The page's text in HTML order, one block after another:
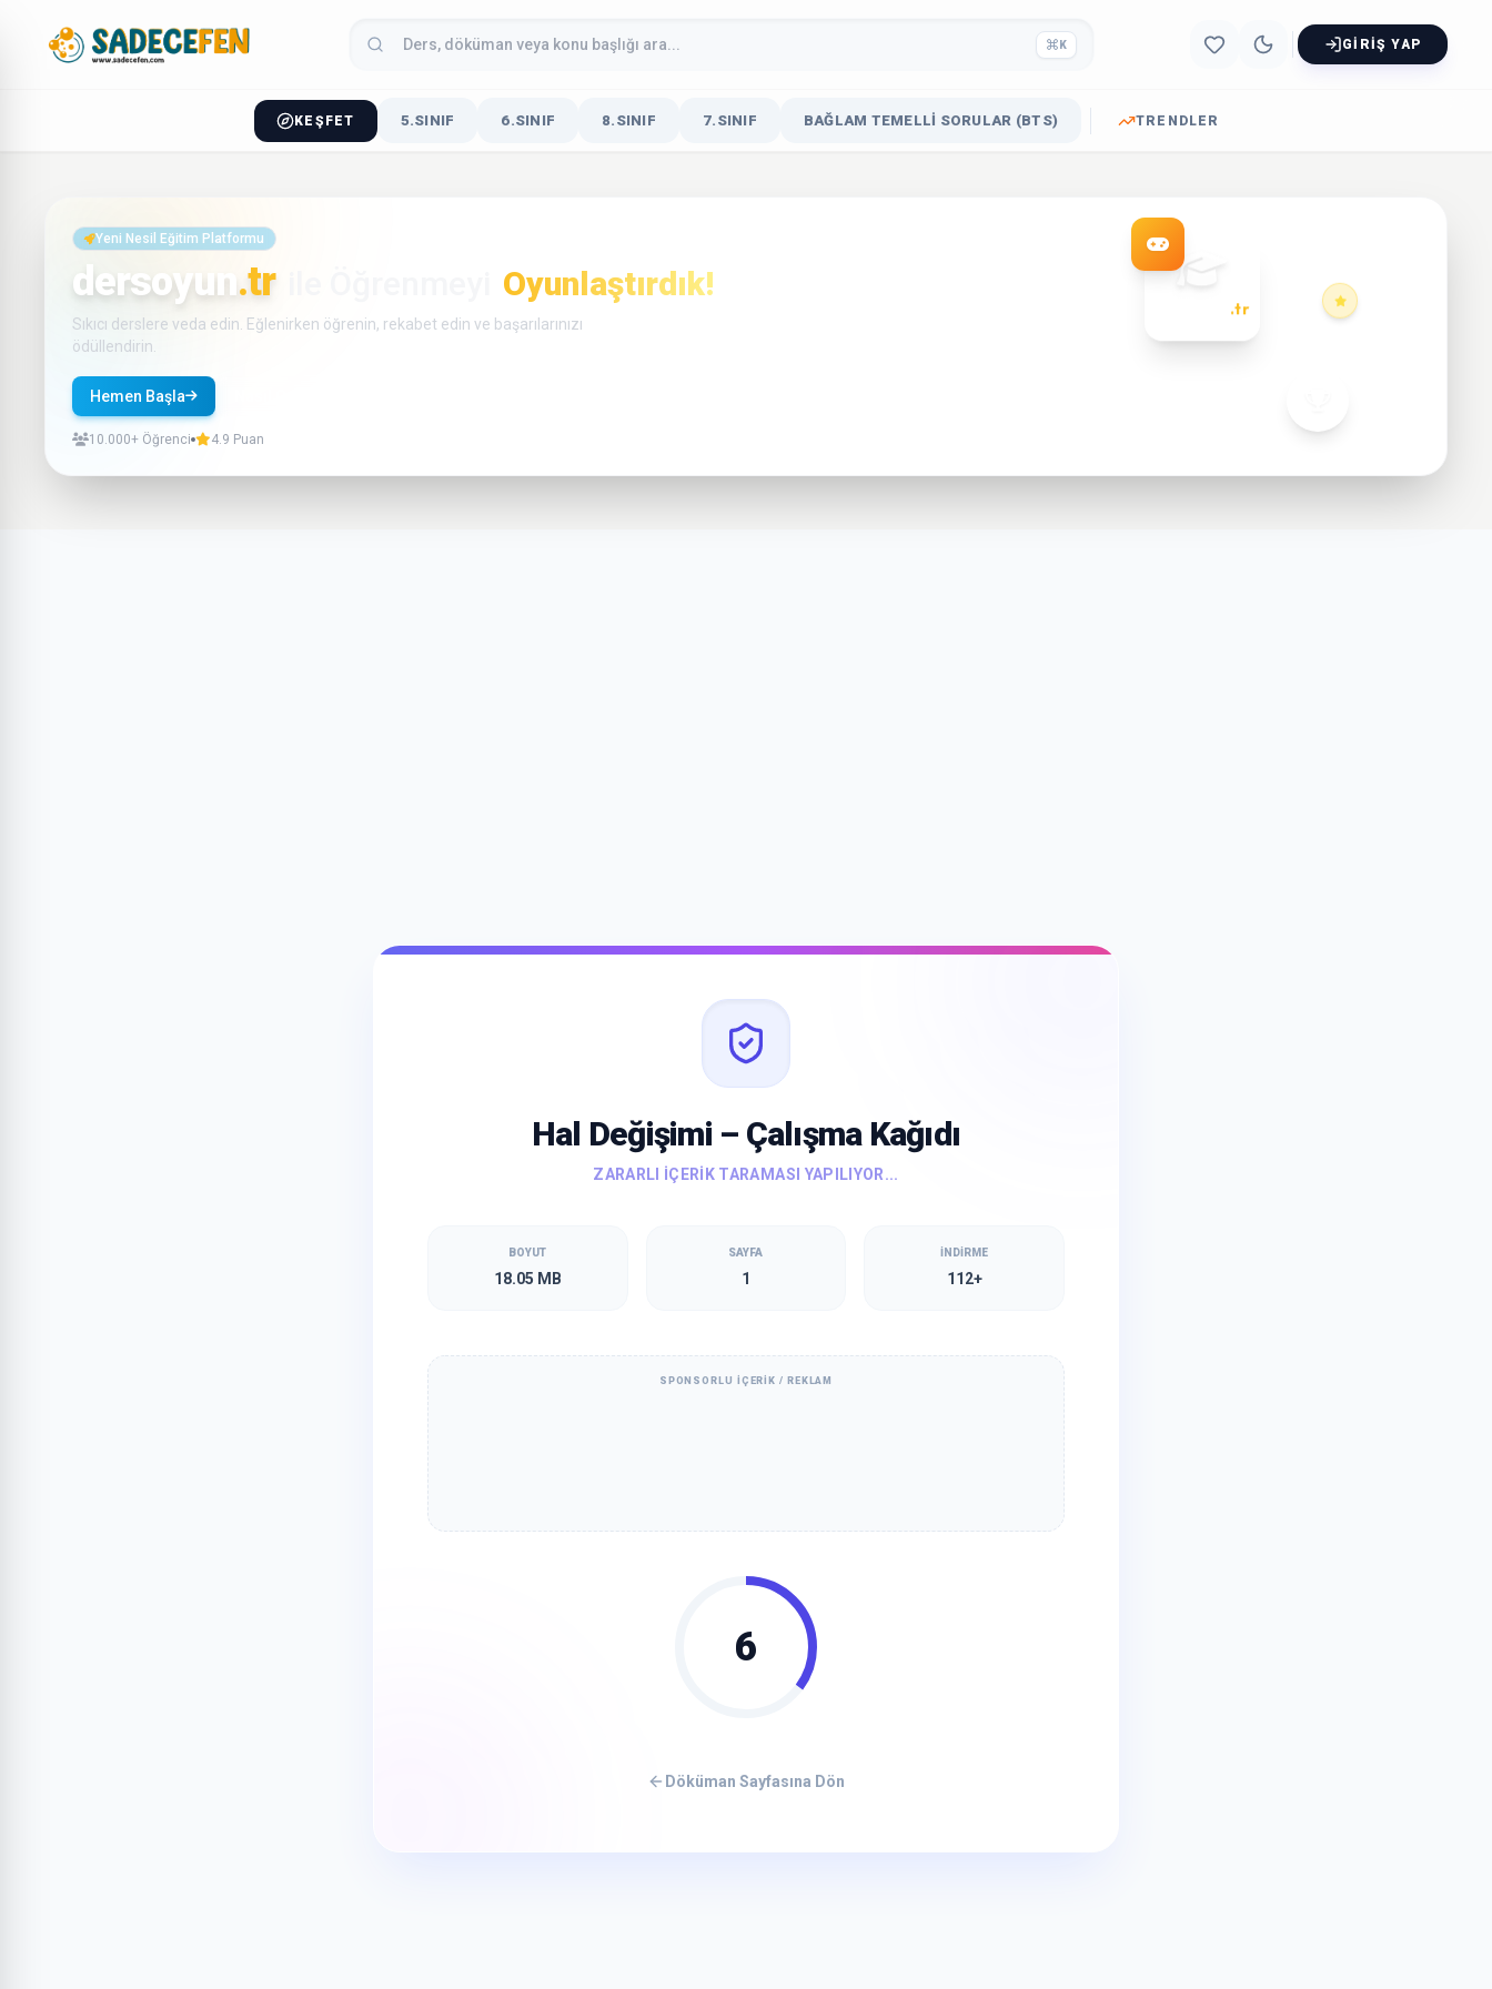
K GIRIŞ YAP
KEŞFET 5.SINIF 6.SINIF 8.SINIF 7.SINIF BAĞLAM TEMELLI SORULAR (BTS) TRENDLER
Yeni Nesil Eğitim Platformu
dersoyun .tr Oyunlaştırdık!
Sıkıcı derslere veda edin. Eğlenirken öğrenin, rekabet edin ve başarılarınızı
ödüllendirin.
Hemen Başla
10.000+ Öğrenci 4.9 Puan
.tr
Hal Değişimi – Çalışma Kağıdı
SSL SERTIFIKASI DOĞRULANIYOR...
BOYUT
18.05 MB
SAYFA
1
İNDIRME
112+
SPONSORLU İÇERIK / REKLAM
5
Döküman Sayfasına Dön